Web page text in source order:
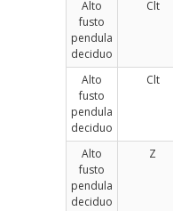
Alto
fusto
pendula
deciduo
Clt
Alto
fusto
pendula
deciduo
Clt
Alto
fusto
pendula
deciduo
Z